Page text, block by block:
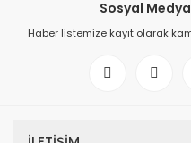
Sosyal
Haber listemize kayıt olarak